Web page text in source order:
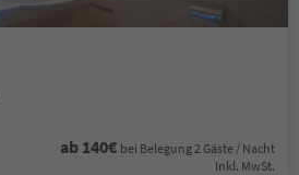
ab 140€ bei Belegung 2 Gäste / Nacht
Inkl. MwSt.